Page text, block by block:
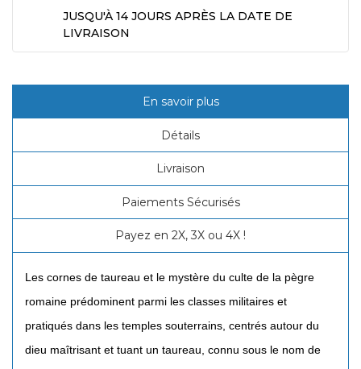
JUSQU'À 14 JOURS APRÈS LA DATE DE
LIVRAISON
En savoir plus
Détails
Livraison
Paiements Sécurisés
Payez en 2X, 3X ou 4X !
Les cornes de taureau et le mystère du culte de la pègre
romaine prédominent parmi les classes militaires et
pratiqués dans les temples souterrains, centrés autour du
dieu maîtrisant et tuant un taureau, connu sous le nom de